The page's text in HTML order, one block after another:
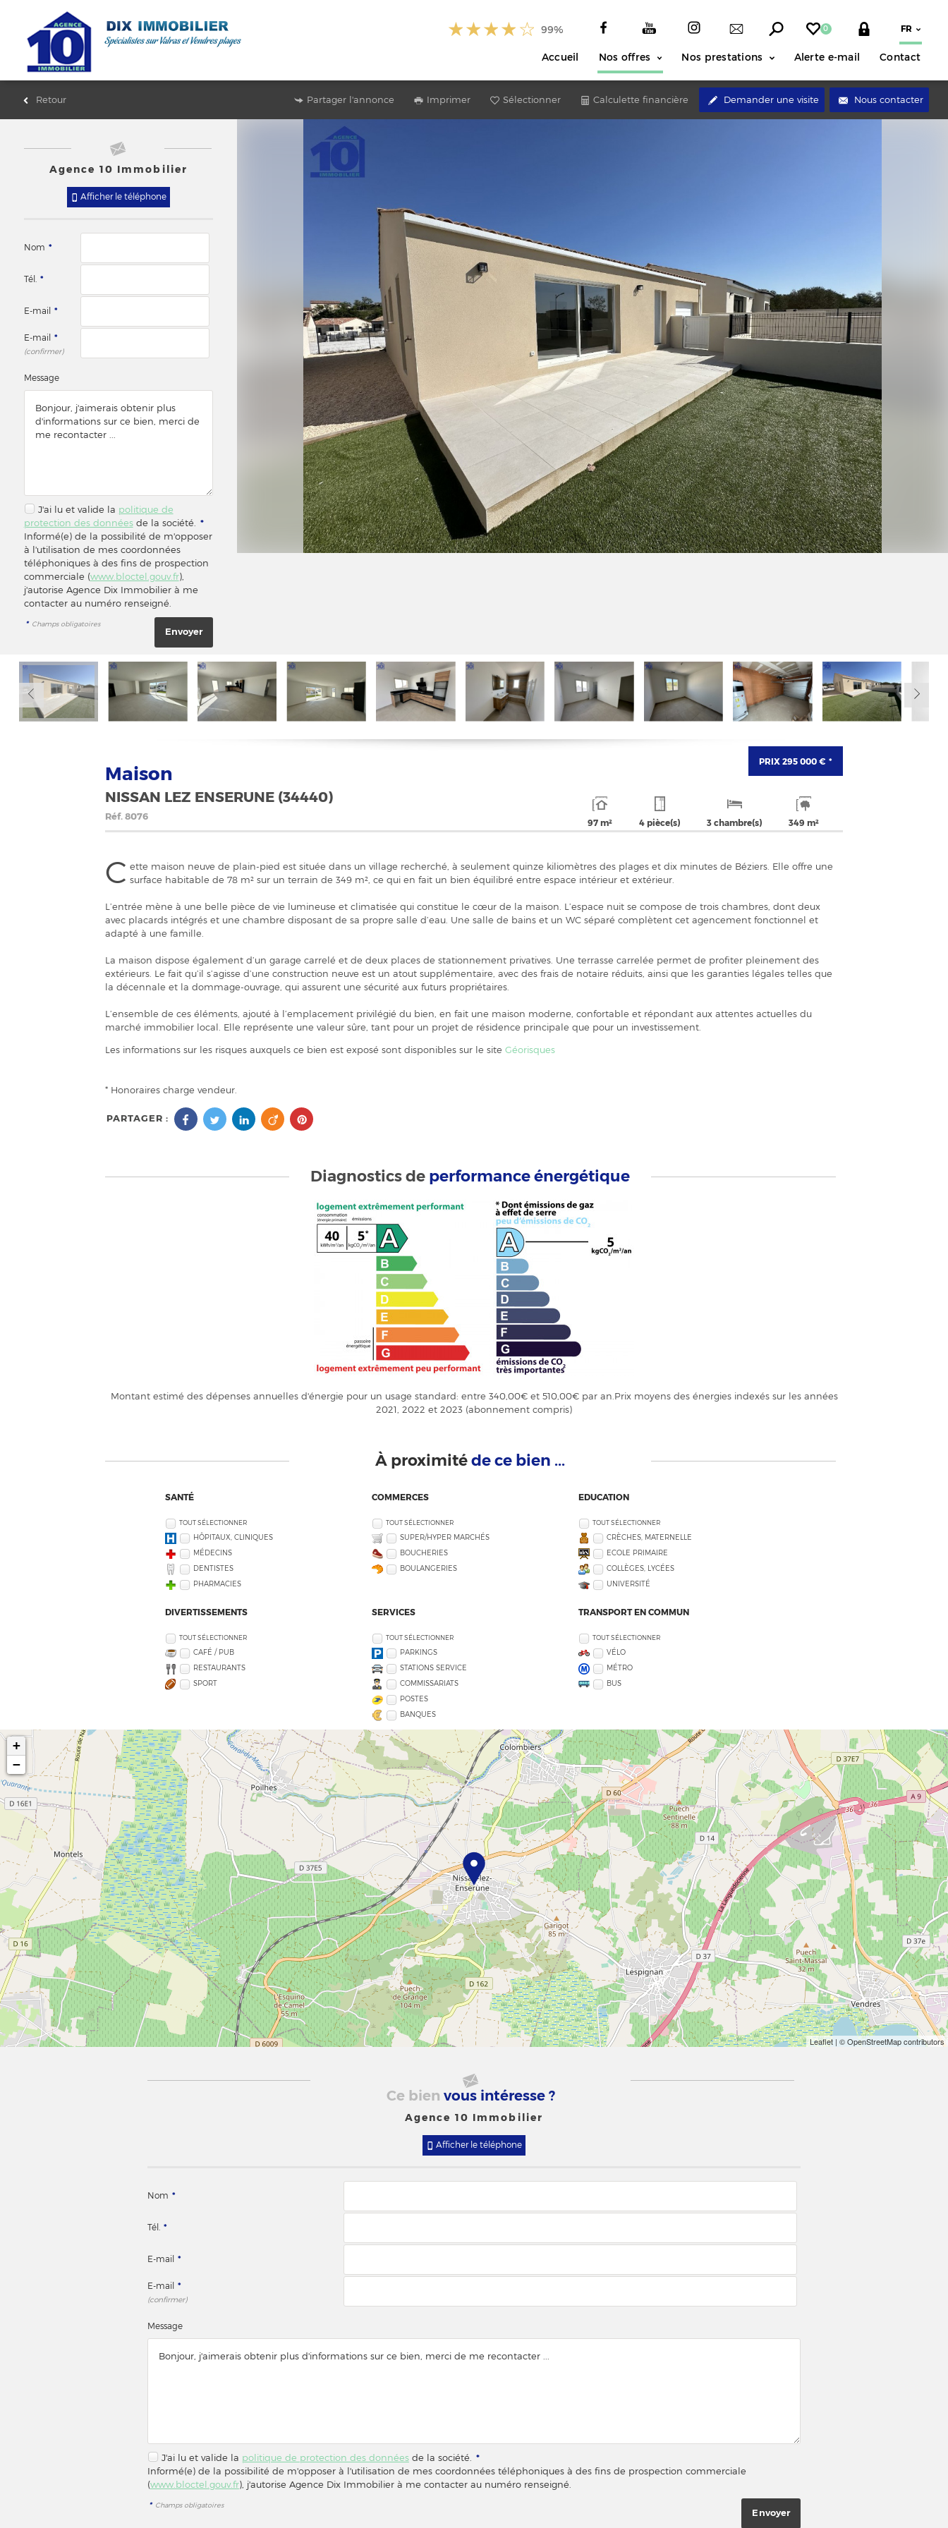
99% 0
Accueil Nos offres Nos prestations Alerte e-mail Contact
Retour Partager l'annonce Imprimer Sélectionner Calculette financière Demander une visite Nous contacter
Agence 10 Immobilier
Afficher le téléphone
Nom *
Tél. *
E-mail *
E-mail *
(confirmer)
Message
J'ai lu et valide la politique de
protection des donnéesde la société. *
Informé(e) de la possibilité de m'opposer
à l'utilisation de mes coordonnées
téléphoniques à des fins de prospection
commerciale (www.bloctel.gouv.fr),
j'autorise Agence Dix Immobilier à me
contacter au numéro renseigné.
* Champs obligatoires
PRIX 295 000 € *
Maison
NISSAN LEZ ENSERUNE (34440)
Réf.8076
97 m² 4 pièce(s) 3 chambre(s) 349 m²
C ette maison neuve de plain-pied est située dans un village recherché, à seulement quinze kiliomètres des plages et dix minutes de Béziers. Elle offre une
surface habitable de 78 m² sur un terrain de 349 m², ce qui en fait un bien équilibré entre espace intérieur et extérieur.
L’entrée mène à une belle pièce de vie lumineuse et climatisée qui constitue le cœur de la maison. L’espace nuit se compose de trois chambres, dont deux
avec placards intégrés et une chambre disposant de sa propre salle d’eau. Une salle de bains et un WC séparé complètent cet agencement fonctionnel et
adapté à une famille.
La maison dispose également d’un garage carrelé et de deux places de stationnement privatives. Une terrasse carrelée permet de profiter pleinement des
extérieurs. Le fait qu’il s’agisse d’une construction neuve est un atout supplémentaire, avec des frais de notaire réduits, ainsi que les garanties légales telles que
la décennale et la dommage-ouvrage, qui assurent une sécurité aux futurs propriétaires.
L’ensemble de ces éléments, ajouté à l’emplacement privilégié du bien, en fait une maison moderne, confortable et répondant aux attentes actuelles du
marché immobilier local. Elle représente une valeur sûre, tant pour un projet de résidence principale que pour un investissement.
Les informations sur les risques auxquels ce bien est exposé sont disponibles sur le site Géorisques
* Honoraires charge vendeur.
PARTAGER :
Diagnostics de performance énergétique
Montant estimé des dépenses annuelles d'énergie pour un usage standard: entre 340,00€ et 510,00€ par an.Prix moyens des énergies indexés sur les années
2021, 2022 et 2023 (abonnement compris)
À proximitéde ce bien ...
SANTÉ
TOUT SÉLECTIONNER
HÔPITAUX, CLINIQUES
MÉDECINS
DENTISTES
PHARMACIES
COMMERCES
TOUT SÉLECTIONNER
SUPER/HYPER MARCHÉS
BOUCHERIES
BOULANGERIES
EDUCATION
TOUT SÉLECTIONNER
CRÈCHES, MATERNELLE
ECOLE PRIMAIRE
COLLÈGES, LYCÉES
UNIVERSITÉ
DIVERTISSEMENTS
TOUT SÉLECTIONNER
CAFÉ / PUB
RESTAURANTS
SPORT
SERVICES
TOUT SÉLECTIONNER
PARKINGS
STATIONS SERVICE
COMMISSARIATS
POSTES
BANQUES
TRANSPORT EN COMMUN
TOUT SÉLECTIONNER
VÉLO
MÉTRO
BUS
+
−
Leaflet | © OpenStreetMap contributors
Ce bien vous intéresse ?
Agence 10 Immobilier
Afficher le téléphone
Nom *
Tél. *
E-mail *
E-mail *
(confirmer)
Message
J'ai lu et valide la politique de protection des donnéesde la société. *
Informé(e) de la possibilité de m'opposer à l'utilisation de mes coordonnées téléphoniques à des fins de prospection commerciale
(www.bloctel.gouv.fr), j'autorise Agence Dix Immobilier à me contacter au numéro renseigné.
* Champs obligatoires